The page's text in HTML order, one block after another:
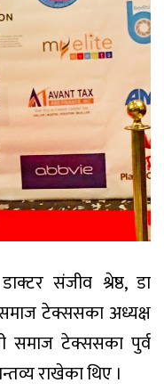
संजीव श्रेष्ठ, डा
टेक्ससका अध्यक्ष
समाज टेक्ससका पुर्व
राखेका थिए ।